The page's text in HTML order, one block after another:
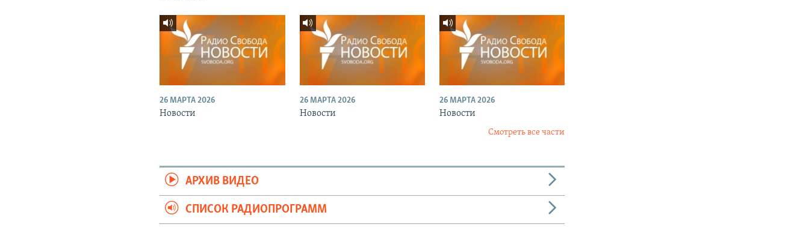
26 МАРТА 2026
Новости
26 МАРТА 2026
Новости
26 МАРТА 2026
Новости
Смотреть все части
АРХИВ ВИДЕО
СПИСОК РАДИОПРОГРАММ